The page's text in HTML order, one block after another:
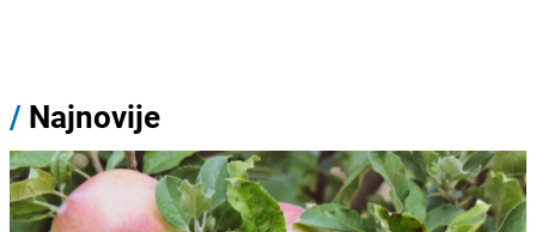
/ Najnovije